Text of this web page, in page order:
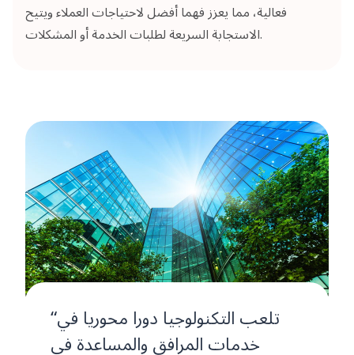
فعالية، مما يعزز فهما أفضل لاحتياجات العملاء ويتيح
الاستجابة السريعة لطلبات الخدمة أو المشكلات.
“تلعب التكنولوجيا دورا محوريا في
خدمات المرافق والمساعدة في